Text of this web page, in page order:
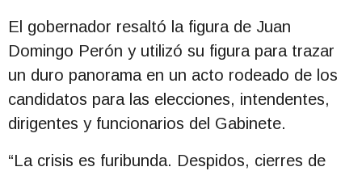
El gobernador resaltó la figura de Juan
Domingo Perón y utilizó su figura para trazar
un duro panorama en un acto rodeado de los
candidatos para las elecciones, intendentes,
dirigentes y funcionarios del Gabinete.
“La crisis es furibunda. Despidos, cierres de